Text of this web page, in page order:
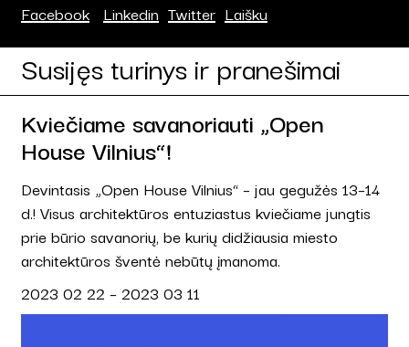
Facebook Linkedin Twitter Laišku
Susijęs turinys ir pranešimai
Kviečiame savanoriauti „Open
House Vilnius“!
Devintasis „Open House Vilnius“ – jau gegužės 13–14
d.! Visus architektūros entuziastus kviečiame jungtis
prie būrio savanorių, be kurių didžiausia miesto
architektūros šventė nebūtų įmanoma.
2023 02 22 – 2023 03 11